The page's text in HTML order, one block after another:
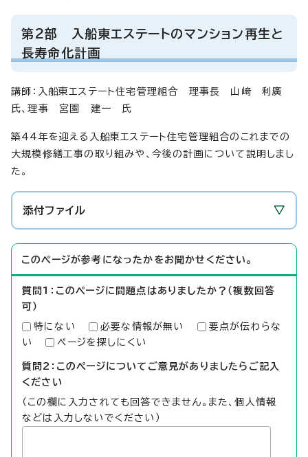
第2部 入船東エステートのマンション再生と
長寿命化計画
講師：入船東エステート住宅管理組合 理事長 山﨑 利廣
氏、理事 宮園 建一 氏
築44年を迎える入船東エステート住宅管理組合のこれまでの
大規模修繕工事の取り組みや、今後の計画について説明しまし
た。
添付ファイル
このページが参考になったかをお聞かせください。
質問1：このページに問題点はありましたか？（複数回答
可）
特にない 必要な情報が無い
要点が伝わらな
い
ページを探しにくい
質問2：このページについてご意見がありましたらご記入
ください
（この欄に入力されても回答できません。また、個人情報
などは入力しないでください）